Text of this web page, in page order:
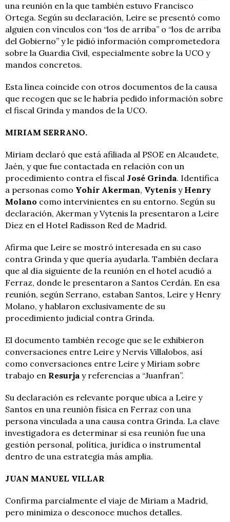
una reunión en la que también estuvo Francisco
Ortega. Según su declaración, Leire se presentó como
alguien con vínculos con “los de arriba” o “los de arriba
del Gobierno” y le pidió información comprometedora
sobre la Guardia Civil, especialmente sobre la UCO y
mandos concretos.
Esta línea coincide con otros documentos de la causa
que recogen que se le habría pedido información sobre
el fiscal Grinda y mandos de la UCO.
MIRIAM SERRANO.
Miriam declaró que está afiliada al PSOE en Alcaudete,
Jaén, y que fue contactada en relación con un
procedimiento contra el fiscal José Grinda. Identifica
a personas como Yohir Akerman, Vytenis y Henry
Molano como intervinientes en su entorno. Según su
declaración, Akerman y Vytenis la presentaron a Leire
Díez en el Hotel Radisson Red de Madrid.
Afirma que Leire se mostró interesada en su caso
contra Grinda y que quería ayudarla. También declara
que al día siguiente de la reunión en el hotel acudió a
Ferraz, donde le presentaron a Santos Cerdán. En esa
reunión, según Serrano, estaban Santos, Leire y Henry
Molano, y hablaron exclusivamente de su
procedimiento judicial contra Grinda.
El documento también recoge que se le exhibieron
conversaciones entre Leire y Nervis Villalobos, así
como conversaciones entre Leire y Miriam sobre
trabajo en Resurja y referencias a “Juanfran”.
Su declaración es relevante porque ubica a Leire y
Santos en una reunión física en Ferraz con una
persona vinculada a una causa contra Grinda. La clave
investigadora es determinar si esa reunión fue una
gestión personal, política, jurídica o instrumental
dentro de una estrategia más amplia.
JUAN MANUEL VILLAR
Confirma parcialmente el viaje de Miriam a Madrid,
pero minimiza o desconoce muchos detalles.